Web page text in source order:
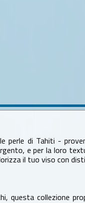
perle di Tahiti -
e per la loro
il tuo viso con
questa collezione